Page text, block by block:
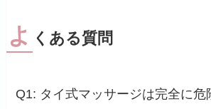
よ くある質問
Q1: タイ式マッサージは完全に危